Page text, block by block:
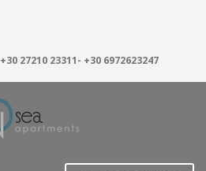
+30 27210 23311- +30 6972623247